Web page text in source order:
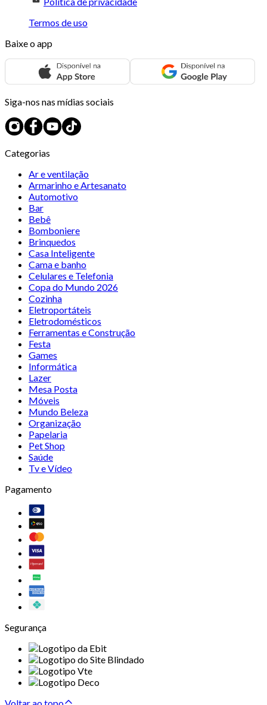
Termos de uso
Baixe o app
Siga-nos nas mídias sociais
Categorias
Ar e ventilação
Armarinho e Artesanato
Automotivo
Bar
Bebê
Bomboniere
Brinquedos
Casa Inteligente
Cama e banho
Celulares e Telefonia
Copa do Mundo 2026
Cozinha
Eletroportáteis
Eletrodomésticos
Ferramentas e Construção
Festa
Games
Informática
Lazer
Mesa Posta
Móveis
Mundo Beleza
Organização
Papelaria
Pet Shop
Saúde
Tv e Vídeo
Pagamento
Segurança